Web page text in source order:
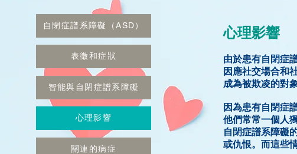
自閉症譜系障礙（ASD）
表徵和症狀
智能與自閉症譜系障礙
心理影響
關連的病症
心理影響
由於患有自閉症
因應社交場合和
成為被欺凌的對象
因為患有自閉症
他們常常一個人
自閉症譜系障礙
或仇恨。而這些